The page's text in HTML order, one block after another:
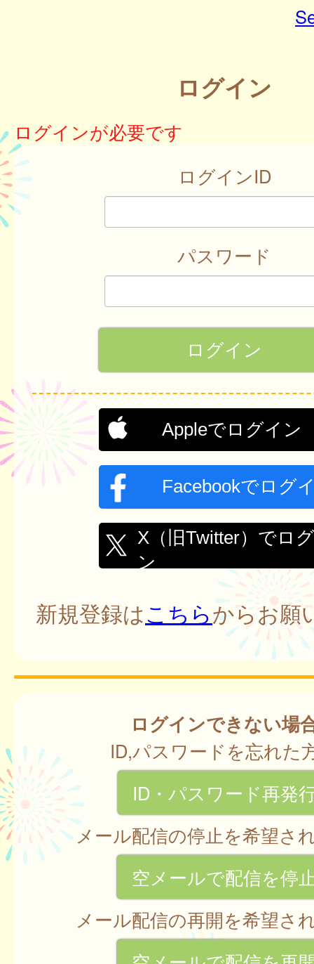
ログイン
ログインが必要です
ログインID
パスワード
Appleでログイン
Facebookでログ
X（旧Twitter）でロ
ン
新規登録はこちらからお願
ログインできない場
ID,パスワードを忘れた
ID・パスワード再発
メール配信の停止を希望さ
空メールで配信を停
メール配信の再開を希望さ